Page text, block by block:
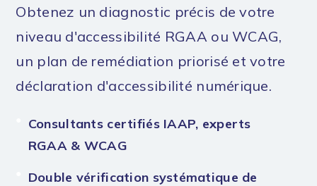
Obtenez un diagnostic précis de votre
niveau d'accessibilité RGAA ou WCAG,
un plan de remédiation priorisé et votre
déclaration d'accessibilité numérique.
Consultants certifiés IAAP, experts
RGAA & WCAG
Double vérification systématique de